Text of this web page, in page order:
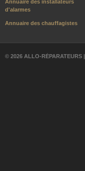
Annuaire des installateurs
d'alarmes
Annuaire des chauffagistes
© 2026 ALLO-RÉPARATEURS |